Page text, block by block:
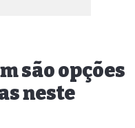
são opções
neste